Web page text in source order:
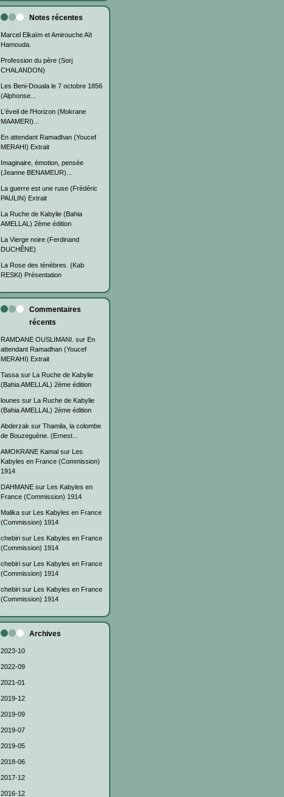
Notes récentes
Marcel Elkaïm et Amirouche Aït
Hamouda.
Profession du père (Sorj
CHALANDON)
Les Beni-Douala le 7 octobre 1856
(Alphonse...
L'éveil de l'Horizon (Mokrane
MAAMERI)...
En attendant Ramadhan (Youcef
MERAHI) Extrait
Imaginaire, émotion, pensée
(Jeanne BENAMEUR)...
La guerre est une ruse (Frédéric
PAULIN) Extrait
La Ruche de Kabylie (Bahia
AMELLAL) 2ème édition
La Vierge noire (Ferdinand
DUCHÊNE)
La Rose des ténèbres. (Kab
RESKI) Présentation
Commentaires
récents
RAMDANE OUSLIMANI. sur En
attendant Ramadhan (Youcef
MERAHI) Extrait
Tassasur La Ruche de Kabylie
(Bahia AMELLAL) 2ème édition
lounes sur La Ruche de Kabylie
(Bahia AMELLAL) 2ème édition
Abderzak sur Thamila, la colombe
de Bouzeguène. (Ernest...
AMOKRANE Kamalsur Les
Kabyles en France (Commission)
1914
DAHMANEsur Les Kabyles en
France (Commission) 1914
Malikasur Les Kabyles en France
(Commission) 1914
chebirisur Les Kabyles en France
(Commission) 1914
chebirisur Les Kabyles en France
(Commission) 1914
chebirisur Les Kabyles en France
(Commission) 1914
Archives
2023-10
2022-09
2021-01
2019-12
2019-09
2019-07
2019-05
2018-06
2017-12
2016-12